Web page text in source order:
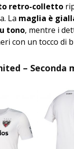
retro-colletto
La maglia è
tono, mentre i
con un tocco di
– Seconda